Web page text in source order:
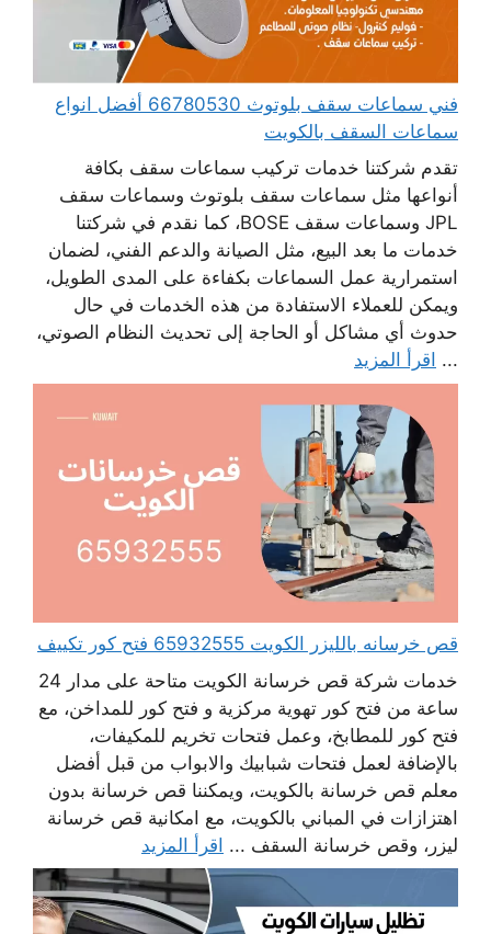
فني سماعات سقف بلوتوث 66780530 أفضل انواع
سماعات السقف بالكويت
تقدم شركتنا خدمات تركيب سماعات سقف بكافة
أنواعها مثل سماعات سقف بلوتوث وسماعات سقف
JPL وسماعات سقف BOSE، كما نقدم في شركتنا
خدمات ما بعد البيع، مثل الصيانة والدعم الفني، لضمان
استمرارية عمل السماعات بكفاءة على المدى الطويل،
ويمكن للعملاء الاستفادة من هذه الخدمات في حال
حدوث أي مشاكل أو الحاجة إلى تحديث النظام الصوتي،
... اقرأ المزيد
قص خرسانه بالليزر الكويت 65932555 فتح كور تكييف
خدمات شركة قص خرسانة الكويت متاحة على مدار 24
ساعة من فتح كور تهوية مركزية و فتح كور للمداخن، مع
فتح كور للمطابخ، وعمل فتحات تخريم للمكيفات،
بالإضافة لعمل فتحات شبابيك والابواب من قبل أفضل
معلم قص خرسانة بالكويت، ويمكننا قص خرسانة بدون
اهتزازات في المباني بالكويت، مع امكانية قص خرسانة
ليزر، وقص خرسانة السقف ... اقرأ المزيد